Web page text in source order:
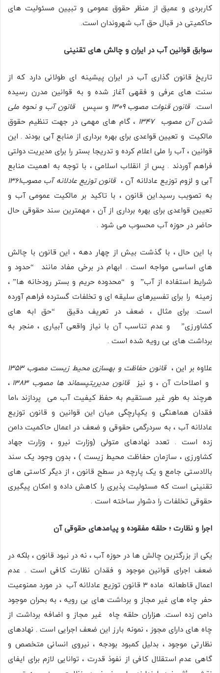
کاربردی و عمیق از منظر حقوق عمومی و تبیین مسئولیت های
حاکمیتی در قبال حق آب شهروندان است.
سوابق قوانین آب در ایران و چالش های تقنینی
تاریخ قانون گذاری آب در ایران پیشینه ای طولانی دارد که از
سنت های عرفی و فقهی آغاز شده و به قوانین مدرن رسیده
است.قانون قنوات مصوب ۱۳۰۹ و سپسقانون آب و نحوه ملی
شدن آن مصوب ۱۳۴۷
، گام های مهمی در جهت تنظیم حقوق
مالکیت و تعیین قواعدی برای بهره برداری از منابع آبی بودند . این
قوانین ، آب را ملی اعلام کرده و تدریجا بستر را برای مدیریت دولتی
فراهم آوردند . پس از انقلاب اسلامی ، با توجه به اهمیت منابع
آبی و لزوم توزیع عادلانه آن ،قانون توزیع عادلانه آب مصوب1361
به تصویب رسید.این قانون ، با تاکید بر مالکیت عمومی آب و
تعیین قواعدی برای بهره برداری از آن ، مهمترین سند حقوقی حال
حاضر در حوزه آب محسوب می شود .
با این حال ، با گذشت بیش از چهار دهه ، این قانون با چالش
های اساسی مواجه است . ابهام در برخی مفاد مانند “حدود و
شرایط استفاده از آب” و “محدوده حریم و بستر رودخانه ها” ،
زمینه را برای تفسیرهای سلیقه ای و تخلفات گسترده فراهم آورده
است. برای مثال ، ضعف در تعریف دقیق “حق ابه های
کشاورزی” و عدم تناسب آن با نیاز واقعی آبیاری ، منجر به
برداشت های بی رویه شده است .
علاوه بر این ،قانون حفاظت و بهسازی محیط زیست مصوب ۱۳۵۳
و اصلاحات آن ، و نیزقانون مدیریتپسماند ها مصوب ۱۳۸۳
،
هرچند به طور غیر مستقیم به حفظ کیفیت آب می پردازند ،اما
فقدان هماهنگی و یکپارچگی میان این قوانین و قانون توزیع
عادلانه آب ، به سردرگمی حقوقی و ضعف در اعمال حاکمیت دامن
زده است . تعدد نهادهای متولی (وزارت نیرو ، وزارت جهاد
کشاورزی ، سازمان حفاظت محیط زیست ) ، بدون وجود یک سند
بالادستی جامع و یک پارچه در سطح قانون ، از دیگر کاستی های
تقنینی است که مسئولیت پذیری را کاهش داده و امکان پیگیری
حقوقی تخلفات را دشوار ساخته است .
اجرا و نظارت ؛ حلقه مفقوده و پیامدهای حقوقی آن
یکی از بزرگترین چالش ها در حوزه آب ، نه در نبود قانون ، بلکه در
ضعف اجرای قوانین موجود و فقدان نظارت کافی است . عدم
اعمال قاطعانه ماده ۳ قانون توزیع عادلانه آب در مورد ممنوعیت
حفر چاه های غیر مجاز و برداشت های بی رویه ، به بحران موجود
دامن زده است. هزاران حلقه چاه غیر مجاز و اضافه برداشت از
چاه های دارای مجوز ، نمونه بارز این ضعف اجرایی است . نهادهای
نظارتی موجود ، بدلیل کمبود بودجه ، نیروی انسانی متخصص و
گاهی عدم استقلال کافی از نفوذ قدرت ، توانایی لازم برای ایفای